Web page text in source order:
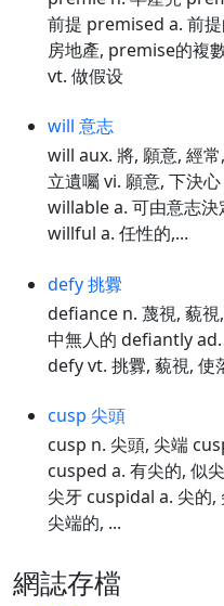
前提 premised a. 前
房地產, premise的複
vt. 做假设
will 意志
will aux. 將, 願意, 經
立遺囑 vi. 願意, 下決
willable a. 可由意志
willful a. 任性的,...
defy 挑釁
defiance n. 蔑視, 藐
中無人的 defiantly
defy vt. 挑釁, 藐視, 使
cusp 尖頭
cusp n. 尖頭, 尖端
cusped a. 有尖的, 似
尖牙 cuspidal a. 尖的
尖端的, ...
網誌存檔